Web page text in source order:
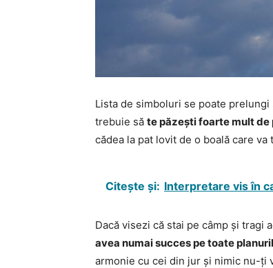
Lista de simboluri se poate prelungi
trebuie să te păzești foarte mult
cădea la pat lovit de o boală care
Citește și: Interpretare vis în
Dacă visezi că stai pe câmp și tragi
avea numai succes pe toate
armonie cu cei din jur și nimic nu-ți